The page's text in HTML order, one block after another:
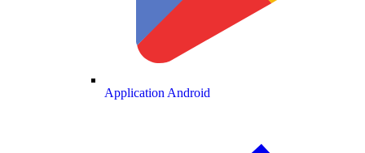
Application Android